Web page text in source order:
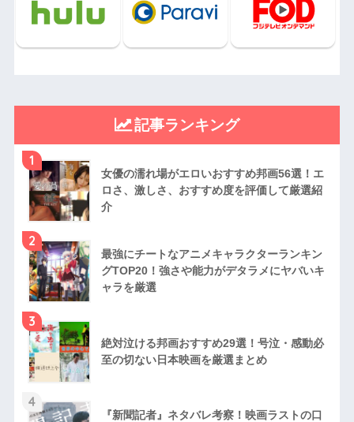
記事ランキング
1
女優の濡れ場がエロいおすすめ邦画56選！エ
ロさ、激しさ、おすすめ度を評価して厳選紹
介
2
最強にチートなアニメキャラクターランキン
グTOP20！強さや能力がデタラメにヤバいキ
ャラを厳選
3
絶対泣ける邦画おすすめ29選！号泣・感動必
至の切ない日本映画を厳選まとめ
4
『新聞記者』ネタバレ考察！映画ラストの口